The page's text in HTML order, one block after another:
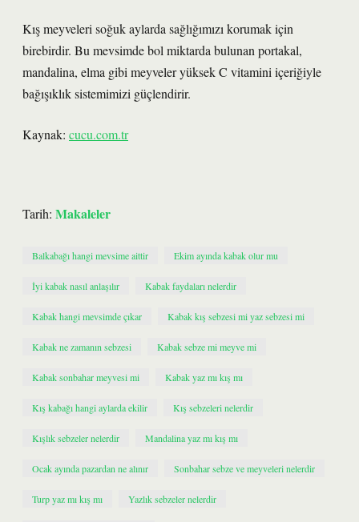
Kış meyveleri soğuk aylarda sağlığımızı korumak için
birebirdir. Bu mevsimde bol miktarda bulunan portakal,
mandalina, elma gibi meyveler yüksek C vitamini içeriğiyle
bağışıklık sistemimizi güçlendirir.
Kaynak: cucu.com.tr
Tarih: Makaleler
Balkabağı hangi mevsime aittir Ekim ayında kabak olur mu
İyi kabak nasıl anlaşılır Kabak faydaları nelerdir
Kabak hangi mevsimde çıkar Kabak kış sebzesi mi yaz sebzesi mi
Kabak ne zamanın sebzesi Kabak sebze mi meyve mi
Kabak sonbahar meyvesi mi Kabak yaz mı kış mı
Kış kabağı hangi aylarda ekilir Kış sebzeleri nelerdir
Kışlık sebzeler nelerdir Mandalina yaz mı kış mı
Ocak ayında pazardan ne alınır Sonbahar sebze ve meyveleri nelerdir
Turp yaz mı kış mı Yazlık sebzeler nelerdir